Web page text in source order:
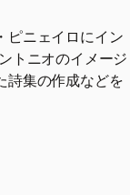
ピニェイロにイン
トニオのイメージ
詩集の作成などを